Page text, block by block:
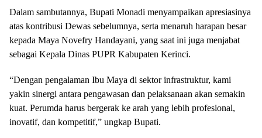
Dalam sambutannya, Bupati Monadi menyampaikan apresiasinya
atas kontribusi Dewas sebelumnya, serta menaruh harapan besar
kepada Maya Novefry Handayani, yang saat ini juga menjabat
sebagai Kepala Dinas PUPR Kabupaten Kerinci.
“Dengan pengalaman Ibu Maya di sektor infrastruktur, kami
yakin sinergi antara pengawasan dan pelaksanaan akan semakin
kuat. Perumda harus bergerak ke arah yang lebih profesional,
inovatif, dan kompetitif,” ungkap Bupati.